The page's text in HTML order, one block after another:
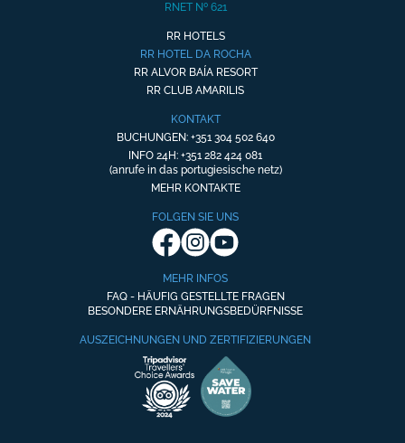
RNET Nº 621
RR HOTELS
RR HOTEL DA ROCHA
RR ALVOR BAÍA RESORT
RR CLUB AMARILIS
KONTAKT
BUCHUNGEN: +351 304 502 640
INFO 24H: +351 282 424 081
(anrufe in das portugiesische netz)
MEHR KONTAKTE
FOLGEN SIE UNS
MEHR INFOS
FAQ - HÄUFIG GESTELLTE FRAGEN
BESONDERE ERNÄHRUNGSBEDÜRFNISSE
AUSZEICHNUNGEN UND ZERTIFIZIERUNGEN